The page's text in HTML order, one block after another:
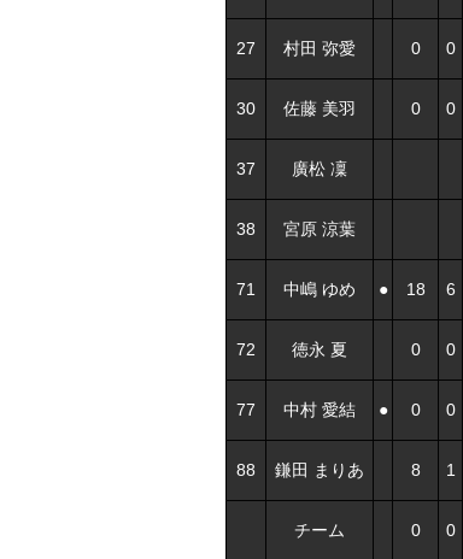
27 村田 弥愛 0 0
30 佐藤 美羽 0 0
37 廣松 凜
38 宮原 涼葉
71 中嶋 ゆめ ● 18 6
72 徳永 夏 0 0
77 中村 愛結 ● 0 0
88 鎌田 まりあ 8 1
チーム 0 0